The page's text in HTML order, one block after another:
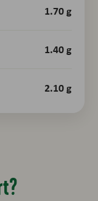
1.70 g
1.40 g
2.10 g